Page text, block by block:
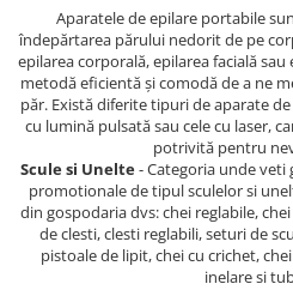
Aparatele de epilare portabile
îndepărtarea părului nedorit de pe
epilarea corporală, epilarea facială
metodă eficientă și comodă de a ne
păr. Există diferite tipuri de aparate
cu lumină pulsată sau cele cu laser,
potrivită pentru
Scule si Unelte- Categoria unde
promotionale de tipul sculelor si
din gospodaria dvs: chei reglabile,
de clesti, clesti reglabili, seturi de
pistoale de lipit, chei cu crichet,
inelare si